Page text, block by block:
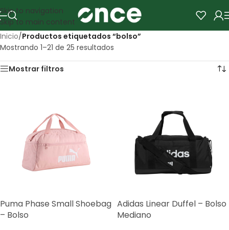
Skip to navigation
Skip to main content
Inicio/Productos etiquetados “bolso”
Mostrando 1–21 de 25 resultados
Mostrar filtros
Puma Phase Small Shoebag
– Bolso
Adidas Linear Duffel – Bolso
Mediano